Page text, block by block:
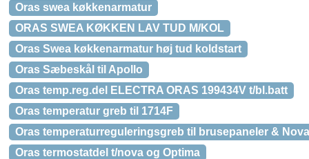
Oras swea køkkenarmatur
ORAS SWEA KØKKEN LAV TUD M/KOL
Oras Swea køkkenarmatur høj tud koldstart
Oras Sæbeskål til Apollo
Oras temp.reg.del ELECTRA ORAS 199434V t/bl.batt
Oras temperatur greb til 1714F
Oras temperaturreguleringsgreb til brusepaneler & Nova
Oras termostatdel t/nova og Optima